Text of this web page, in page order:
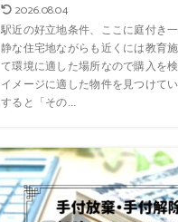
2026.08.04
駅近の好立地条件、ここに庭付き
静な住宅地ながらも近くには教育
て環境に適した場所なので購入を
イメージに適した物件を見つけて
すると「その...